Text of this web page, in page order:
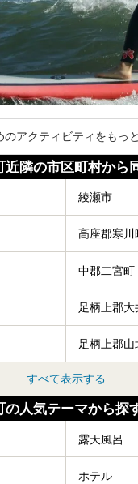
のアクティビティをもっ
近隣の市区町村から
綾瀬市
高座郡寒川
中郡二宮町
足柄上郡大
足柄上郡山
すべて表示する
の人気テーマから探
露天風呂
ホテル